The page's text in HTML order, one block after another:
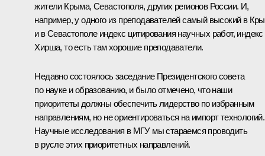
жители Крыма, Севастополя, других регионов России. И,
например, у одного из преподавателей самый высокий в
и в Севастополе индекс цитирования научных работ, индекс
Хирша, то есть там хорошие преподаватели.
Недавно состоялось заседание Президентского совета
по науке и образованию, и было отмечено, что наши
приоритеты должны обеспечить лидерство по избранным
направлениям, но не ориентироваться на импорт технологий.
Научные исследования в МГУ мы стараемся проводить
в русле этих приоритетных направлений.